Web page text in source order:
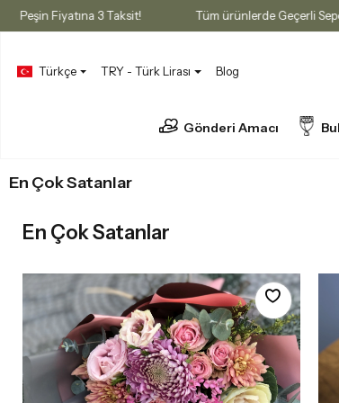
Peşin Fiyatına 3 Taksit! Tüm ürünlerde Geçerli
Türkçe TRY - Türk Lirası Blog
Gönderi Amacı
En Çok Satanlar
En Çok Satanlar